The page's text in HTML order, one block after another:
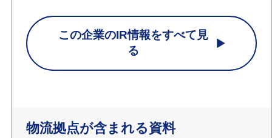
この企業のIR情報をすべて見
る
物流拠点が含まれる資料